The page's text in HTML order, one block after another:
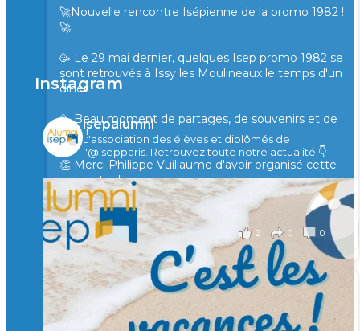
🚀Nouvelle rencontre Isépienne de la promo 1982 !
🚀
🥳 Le 29 mai dernier, quelques Isep promo 1982 se
sont retrouvés à Issy les Moulineaux le temps d'un
diner !
🥳 Beau moment de partages, de souvenirs et de
rires !
👏 Merci Philippe Vuillaume d'avoir organisé cette
rencontre !
il y a 2 mois
2 0 0
Voir sur Facebook · Partager
🙏 Soutenez l’Isep via la taxe d’apprentissage 2026
et contribuons ensemble à former les générations
d’ingénieurs de demain. 🙏
Instagram
isepalumni
L'association des élèves et diplômés de
l'@isepparis. Retrouvez toute notre actualité 👇